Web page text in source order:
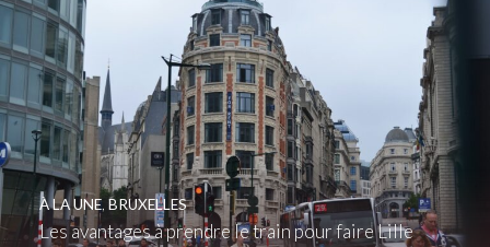
Les avantages à prendre le train pour faire Lille
À LA UNE, BRUXELLES